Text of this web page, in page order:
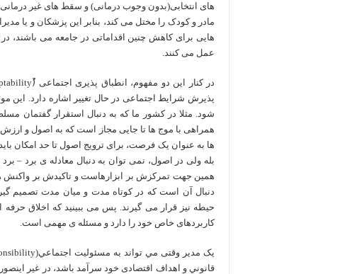
های انتخابی(بدون وجوب درمانی) و سقط های غیر
مادر و کودک را مختل می کند، بنابر این پزشکان و یا
هایی برای کاهش چنین اقداماتی در جامعه می باشند،
عمل می کنند.
پذیرش شرایط اجتماعی در حال تغییر اشاره دارد.
شود. مثلا در کشور ما که به دنبال استقرار گفتمان
همراهی با موج ها تا جایی مجاز است که به اصول و ارزش
ها به عنوان یک فرصت، برای ترویج اصول تا حد امکان
بله ولی در اصول، نمی توان به دنبال معادله ی برد –
همین جهت تمرکزش بر ابزارهاست و تاکیدش بر واکنش
دنبال آن است که در کوتاه مدت و میان مدت تصمیم
حیطه نیز قرار می گیرند. پس می ببینید که اخلاق
کاربردهای خاص خود را دارد و مسئله ی مهمی است.
قانوني و اهداف اقتصادی خود سرآمد باشد، در غیر